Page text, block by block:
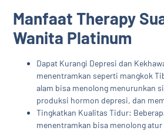
Manfaat Therapy
Wanita Platinum
Dapat Kurangi Depresi dan
menentramkan seperti mangkok
alam bisa menolong menurunkan
produksi hormon depresi, dan
Tingkatkan Kualitas Tidur:
menentramkan bisa menolong